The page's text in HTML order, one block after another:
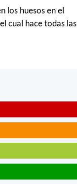
los huesos en el
cual hace todas las